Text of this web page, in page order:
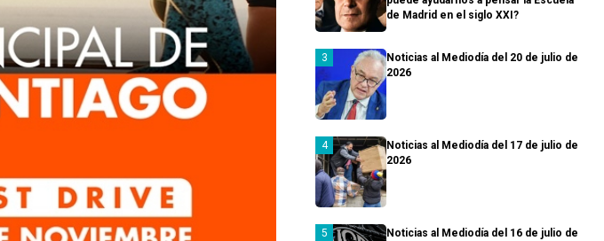
de Madrid en el siglo XXI?
Noticias al Mediodía del 20 de julio de
2026
Noticias al Mediodía del 17 de julio de
2026
Noticias al Mediodía del 16 de julio de